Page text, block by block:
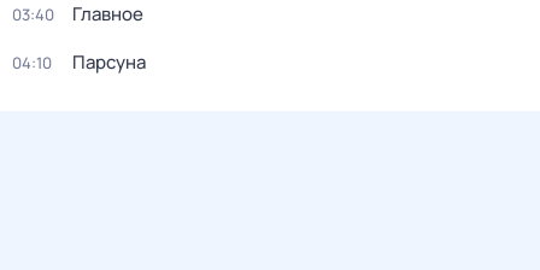
03:40 Главное
04:10 Парсуна